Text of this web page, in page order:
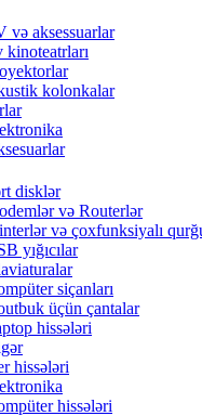
və aksessuarlar
kinoteatrları
kolonkalar
disklər
və Routerlər
və çoxfunksiyalı
yığıcılar
siçanları
üçün çantalar
hissələri
hissələri
hissələri